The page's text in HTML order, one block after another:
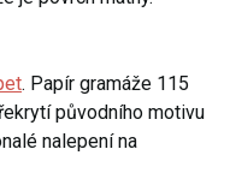
. Papír gramáže 115
původního motivu
nalepení na